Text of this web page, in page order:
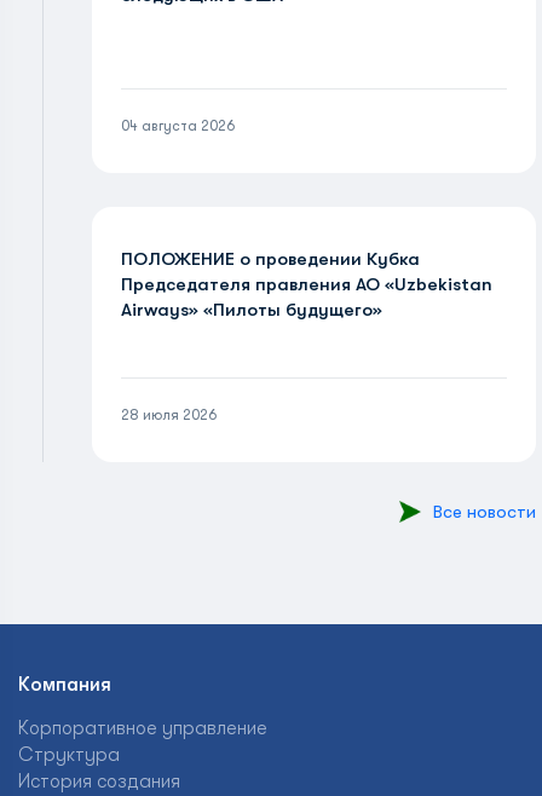
04 августа 2026
ПОЛОЖЕНИЕ о проведении Кубка
Председателя правления АО «Uzbekistan
Airways» «Пилоты будущего»
28 июля 2026
Все новости
Компания
Корпоративное управление
Структура
История создания